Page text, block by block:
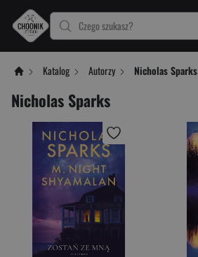
Czego szukasz?
Katalog Autorzy Nicholas Sparks
Nicholas Sparks